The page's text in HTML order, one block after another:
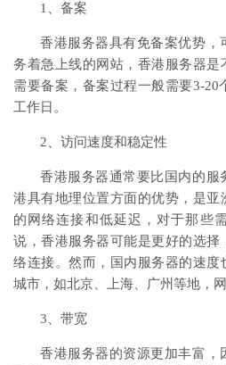
1、备案
香港服务器具有免备案优势，
务着急上线的网站，香港服务器是
需要备案，备案过程一般需要3-20
工作日。
2、访问速度和稳定性
香港服务器通常要比国内的服
港具有地理位置方面的优势，是亚
的网络连接和低延迟，对于那些
说，香港服务器可能是更好的选择
络连接。然而，国内服务器的速
城市，如北京、上海、广州等地，
3、带宽
香港服务器的资源更加丰富，